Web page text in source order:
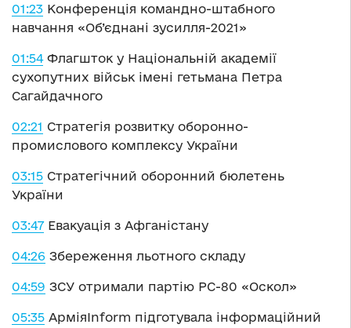
01:23 Конференція командно-штабного
навчання «Об’єднані зусилля-2021»
01:54Флагшток у Національній академії
сухопутних військ імені гетьмана Петра
Сагайдачного
02:21 Стратегія розвитку оборонно-
промислового комплексу України
03:15 Стратегічний оборонний бюлетень
України
03:47Евакуація з Афганістану
04:26 Збереження льотного складу
04:59 ЗСУ отримали партію РС-80 «Оскол»
05:35 АрміяInform підготувала інформаційний